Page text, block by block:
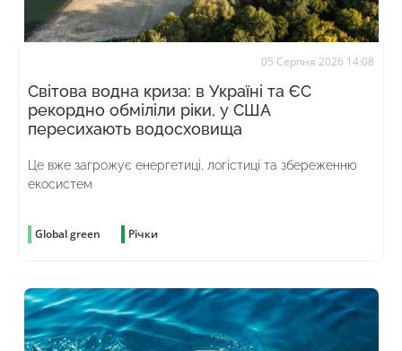
05 Серпня 2026 14:08
Світова водна криза: в Україні та ЄС
рекордно обміліли ріки, у США
пересихають водосховища
Це вже загрожує енергетиці, логістиці та збереженню
екосистем
Global green Річки